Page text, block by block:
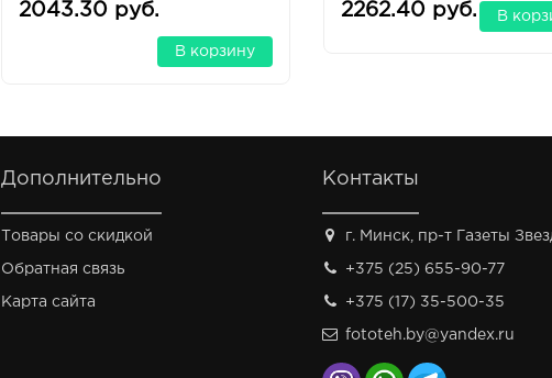
2043.30 руб.
В корзину
2262.40 руб. В
Дополнительно
Товары со скидкой
Обратная связь
Карта сайта
Контакты
г. Минск, пр-т Газеты
+375 (25) 655-90-77
+375 (17) 35-500-35
fototeh.by@yandex.ru